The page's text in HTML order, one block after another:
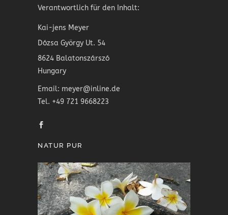
Verantwortlich für den Inhalt:
Kai-jens Meyer
Dózsa György Ut. 54
8624 Balatonszárszó
Hungary
Email: meyer@inline.de
Tel. +49 721 9668223
NATUR PUR